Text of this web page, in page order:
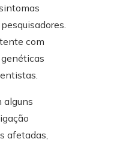
com
alguns
afetadas,